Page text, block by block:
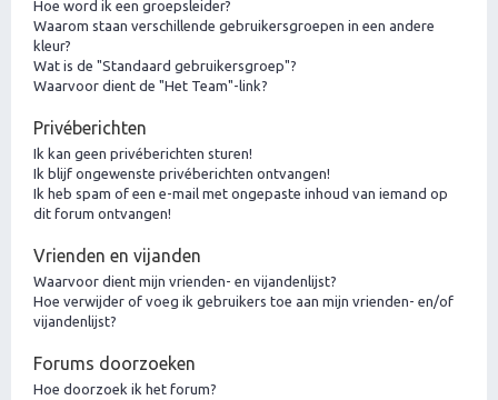
Hoe word ik een groepsleider?
Waarom staan verschillende gebruikersgroepen in een andere
kleur?
Wat is de "Standaard gebruikersgroep"?
Waarvoor dient de "Het Team"-link?
Privéberichten
Ik kan geen privéberichten sturen!
Ik blijf ongewenste privéberichten ontvangen!
Ik heb spam of een e-mail met ongepaste inhoud van iemand op
dit forum ontvangen!
Vrienden en vijanden
Waarvoor dient mijn vrienden- en vijandenlijst?
Hoe verwijder of voeg ik gebruikers toe aan mijn vrienden- en/of
vijandenlijst?
Forums doorzoeken
Hoe doorzoek ik het forum?